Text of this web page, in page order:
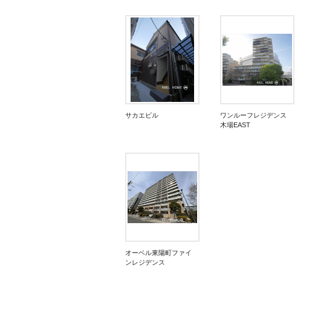
サカエビル
ワンルーフレジデンス
木場EAST
オーベル東陽町ファイ
ンレジデンス